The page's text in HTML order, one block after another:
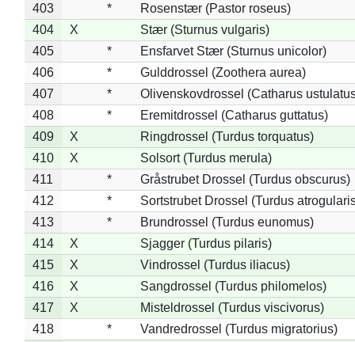
403
*
Rosenstær (Pastor roseus)
404
X
Stær (Sturnus vulgaris)
405
*
Ensfarvet Stær (Sturnus unicolor)
406
*
Gulddrossel (Zoothera aurea)
407
*
Olivenskovdrossel (Catharus
408
*
Eremitdrossel (Catharus guttatus)
409
X
Ringdrossel (Turdus torquatus)
410
X
Solsort (Turdus merula)
411
*
Gråstrubet Drossel (Turdus obscurus)
412
*
Sortstrubet Drossel (Turdus
413
*
Brundrossel (Turdus eunomus)
414
X
Sjagger (Turdus pilaris)
415
X
Vindrossel (Turdus iliacus)
416
X
Sangdrossel (Turdus philomelos)
417
X
Misteldrossel (Turdus viscivorus)
418
*
Vandredrossel (Turdus migratorius)